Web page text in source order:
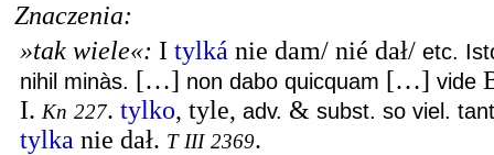
Znaczenia:
»tak wiele«: I tylká nie dam/ nié dał/ etc.
nihil minàs. […] non dabo quicquam […] vide
I. Kn 227. tylko, tyle, adv. & subst. so viel.
tylka nie dał. T III 2369.